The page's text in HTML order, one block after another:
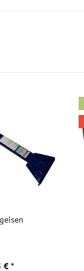
das Quell-
werden.
das
sieht
dauerhaften
Die
kann, sowohl
€ *